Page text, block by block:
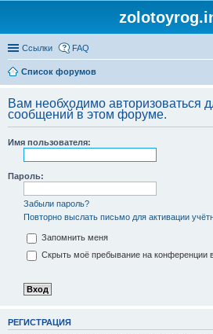
Ссылки FAQ
Список форумов
Вам необходимо авторизоваться
сообщений в этом форуме.
Имя пользователя:
Пароль:
Забыли пароль?
Повторно выслать письмо для активации
Запомнить меня
Скрыть моё пребывание на конференции
РЕГИСТРАЦИЯ